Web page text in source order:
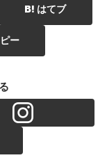
はてブ
ー